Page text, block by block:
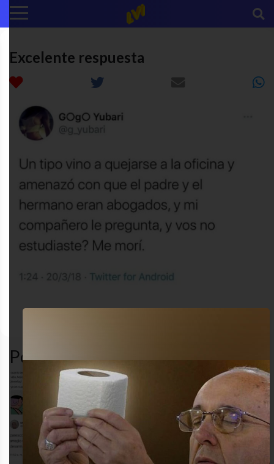
Excelente respuesta
desastre funny humor
Popular en LVI
Seguro mañana sí
La historia de mi vida